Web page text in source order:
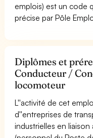
emplois) est un code
précise par Pôle
Diplômes et
Conducteur /
locomoteur
L''activité de cet
d''entreprises de
industrielles en